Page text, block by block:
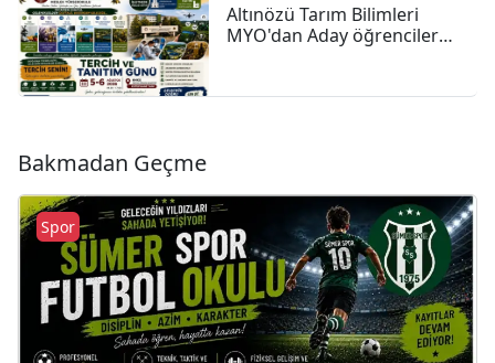
Altınözü Tarım Bilimleri
MYO'dan Aday öğrencilere
Bakmadan Geçme
Spor